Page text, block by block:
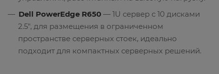
Dell PowerEdge R650 — 1U сервер с 10 дисками
2.5", для размещения в ограниченном
пространстве серверных стоек, идеально
подходит для компактных серверных решений.